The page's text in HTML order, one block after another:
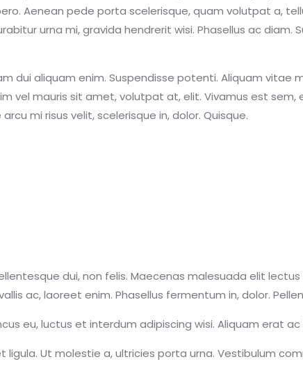
Aenean pede porta scelerisque, quam volutpat a,
urna mi, gravida hendrerit wisi. Phasellus ac diam.
dui aliquam enim. Suspendisse potenti. Aliquam vitae
vel mauris sit amet, volutpat at, elit. Vivamus est
mi risus velit, scelerisque in, dolor. Quisque.
dui, non felis. Maecenas malesuada elit
ac, laoreet enim. Phasellus fermentum in, dolor.
eu, luctus et interdum adipiscing wisi. Aliquam erat ac
Ut molestie a, ultricies porta urna. Vestibulum